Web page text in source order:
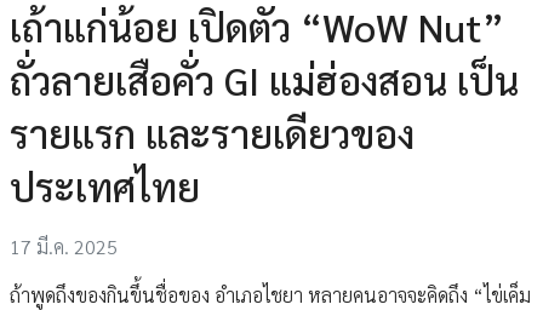
เถ้าแก่น้อย เปิดตัว “WoW Nut”
ถั่วลายเสือคั่ว GI แม่ฮ่องสอน เป็น
รายแรก และรายเดียวของ
ประเทศไทย
17 มี.ค. 2025
ถ้าพูดถึงของกินขึ้นชื่อของ อำเภอไชยา หลายคนอาจจะคิดถึง “ไข่เค็ม